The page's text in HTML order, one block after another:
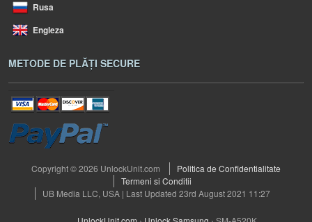
Rusa
Engleza
METODE DE PLĂȚI SECURE
Copyright © 2026 UnlockUnit.com
Politica de Confidentialitate
Termeni si Conditii
UB Media LLC, USA | Last Updated 23rd August 2021 11:27